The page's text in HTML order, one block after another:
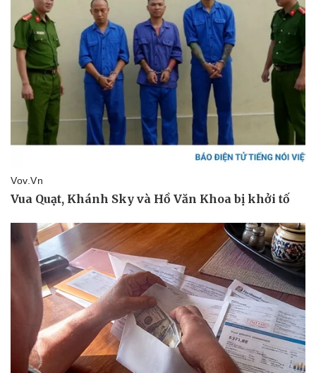
Pháp luật
Vụ án
Tin nóng
Tư vấn luật
Quân sự - Quốc phòng
Vũ khí
Việt Nam
Phân tích